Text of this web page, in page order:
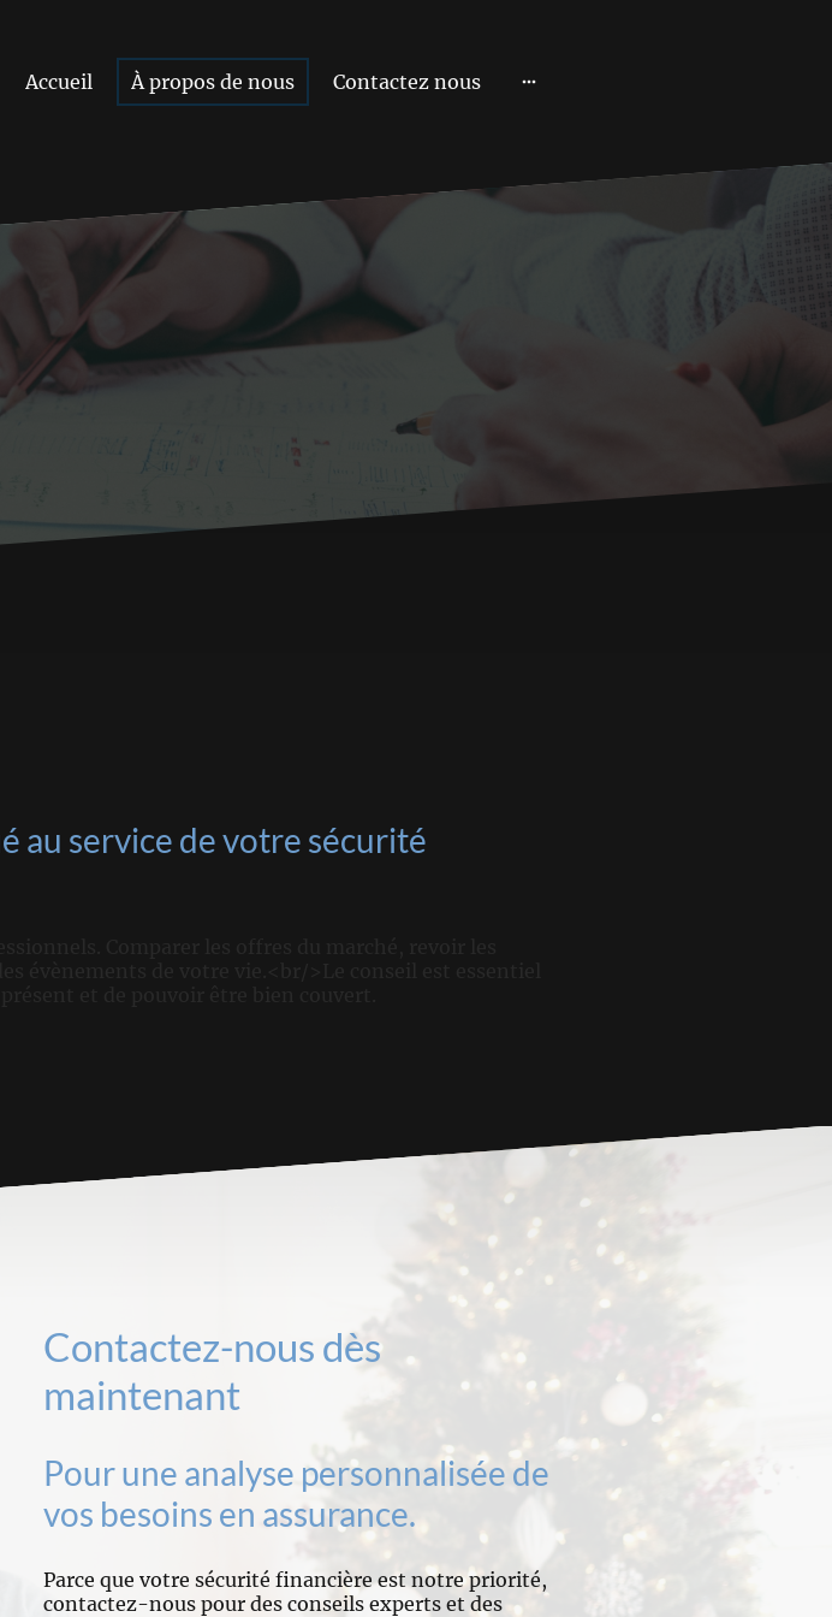
Accueil À propos de nous Contactez nous
au service de votre sécurité
Contactez-nous dès
maintenant
Pour une analyse personnalisée de
vos besoins en assurance.
Parce que votre sécurité financière est notre priorité,
contactez-nous pour des conseils experts et des